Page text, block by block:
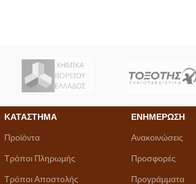
ΚΑΤΑΣΤΗΜΑ
Προϊόντα
Τρόποι Πληρωμής
Τρόποι Αποστολής
ΕΝΗΜΕΡΩΣΗ
Ανακοινώσεις
Προσφορές
Προγράμματα